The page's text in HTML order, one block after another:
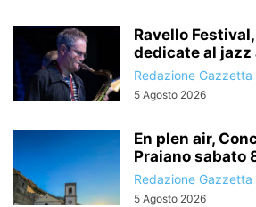
Ravello
dedicate al jazz
Redazione Gazzetta
5 Agosto 2026
En plen air,
Praiano sabato
Redazione Gazzetta
5 Agosto 2026